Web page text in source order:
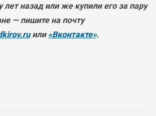
лет назад или же купили его за пару
— пишите на почту
или «Вконтакте».